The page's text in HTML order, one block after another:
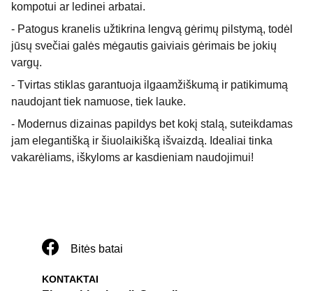
kompotui ar ledinei arbatai.
- Patogus kranelis užtikrina lengvą gėrimų pilstymą, todėl
jūsų svečiai galės mėgautis gaiviais gėrimais be jokių
vargų.
- Tvirtas stiklas garantuoja ilgaamžiškumą ir patikimumą
naudojant tiek namuose, tiek lauke.
- Modernus dizainas papildys bet kokį stalą, suteikdamas
jam elegantišką ir šiuolaikišką išvaizdą. Idealiai tinka
vakarėliams, iškyloms ar kasdieniam naudojimui!
KONTAKTAI
Bitės batai